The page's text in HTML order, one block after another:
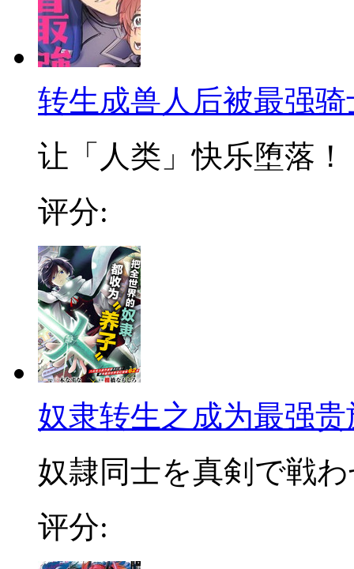
转生成兽人后被最强
让「人类」快乐堕落
评分:
奴隶转生之成为最强
奴隷同士を真剣で戦
评分: